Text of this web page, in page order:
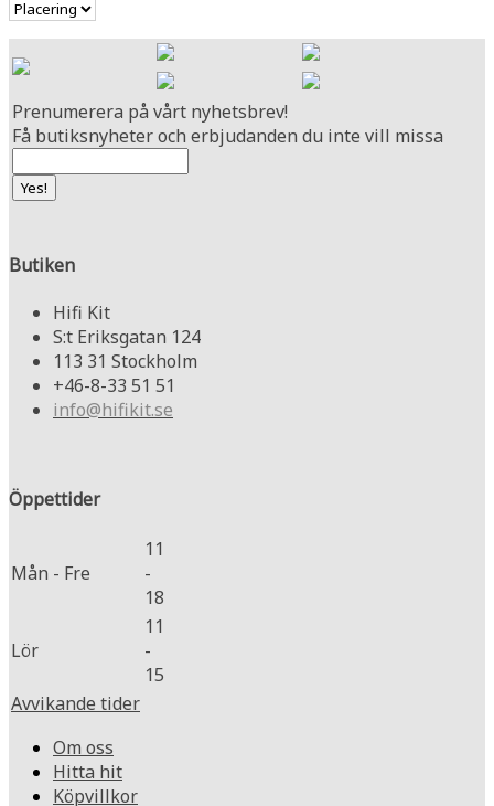
Prenumerera på vårt nyhetsbrev!
Få butiksnyheter och erbjudanden du inte vill missa
Butiken
Hifi Kit
S:t Eriksgatan 124
113 31 Stockholm
+46-8-33 51 51
info@hifikit.se
Öppettider
Mån - Fre
11
-
18
Lör
11
-
15
Avvikande tider
Om oss
Hitta hit
Köpvillkor